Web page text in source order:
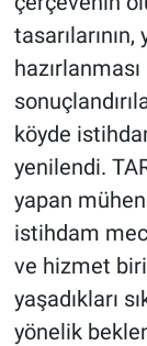
köyde
yenilendi.
yapan
istihdam
ve hizmet
yaşadıkları
yönelik